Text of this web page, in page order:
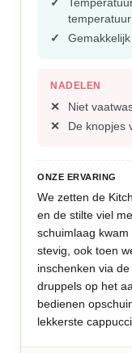
temperatuur
NADELEN
Niet
De knopjes
ONZE ERVARING
We zetten de
en de stilte viel
schuimlaag
stevig, ook toen
inschenken via
druppels op het
bedienen
lekkerste